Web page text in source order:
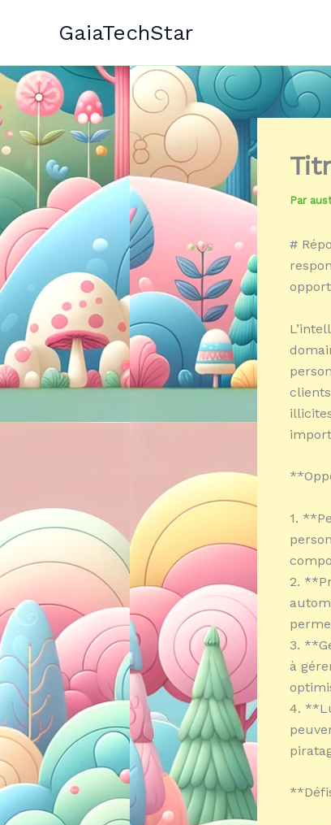
GaiaTechStar
Par
#
1.
2.
3.
à
4.